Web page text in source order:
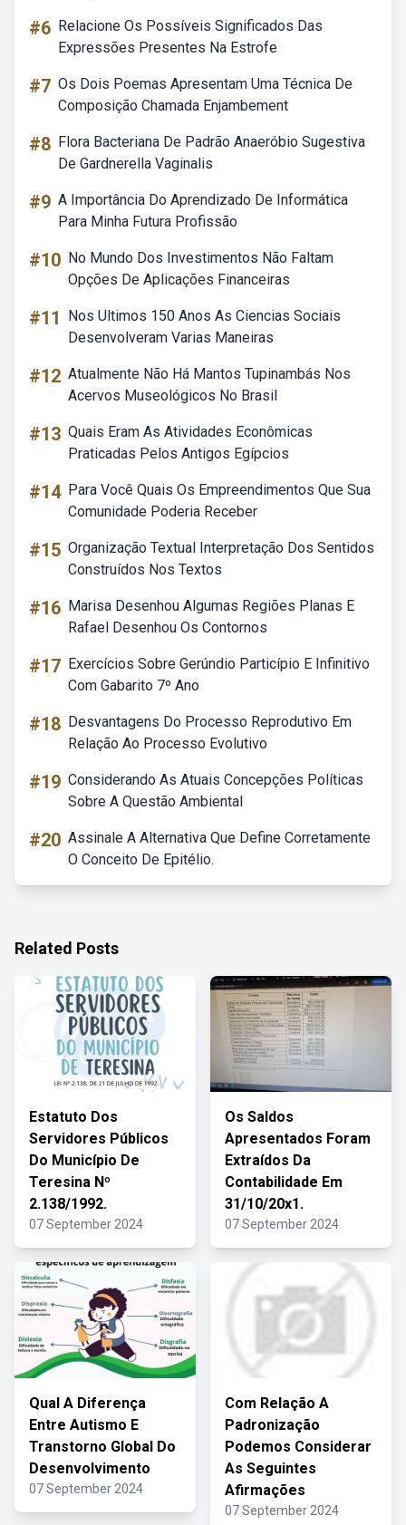
#6 Relacione Os Possíveis Significados Das
Expressões Presentes Na Estrofe
#7 Os Dois Poemas Apresentam Uma Técnica De
Composição Chamada Enjambement
#8 Flora Bacteriana De Padrão Anaeróbio Sugestiva
De Gardnerella Vaginalis
#9 A Importância Do Aprendizado De Informática
Para Minha Futura Profissão
#10 No Mundo Dos Investimentos Não Faltam
Opções De Aplicações Financeiras
#11
Nos Ultimos 150 Anos As Ciencias Sociais
Desenvolveram Varias Maneiras
#12 Atualmente Não Há Mantos Tupinambás Nos
Acervos Museológicos No Brasil
#13 Quais Eram As Atividades Econômicas
Praticadas Pelos Antigos Egípcios
#14 Para Você Quais Os Empreendimentos Que Sua
Comunidade Poderia Receber
#15 Organização Textual Interpretação Dos Sentidos
Construídos Nos Textos
#16 Marisa Desenhou Algumas Regiões Planas E
Rafael Desenhou Os Contornos
#17 Exercícios Sobre Gerúndio Particípio E Infinitivo
Com Gabarito 7º Ano
#18 Desvantagens Do Processo Reprodutivo Em
Relação Ao Processo Evolutivo
#19 Considerando As Atuais Concepções Políticas
Sobre A Questão Ambiental
#20 Assinale A Alternativa Que Define Corretamente
O Conceito De Epitélio.
Related Posts
Estatuto Dos
Servidores Públicos
Do Município De
Teresina Nº
2.138/1992.
07 September 2024
Os Saldos
Apresentados Foram
Extraídos Da
Contabilidade Em
31/10/20x1.
07 September 2024
Qual A Diferença
Entre Autismo E
Transtorno Global Do
Desenvolvimento
07 September 2024
Com Relação A
Padronização
Podemos Considerar
As Seguintes
Afirmações
07 September 2024